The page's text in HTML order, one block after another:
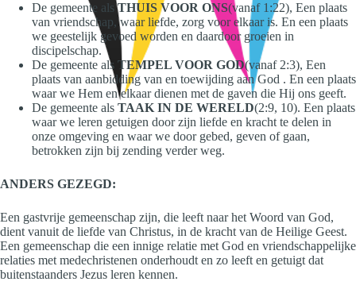
De gemeente alsTHUIS VOOR ONS(vanaf 1:22), Een plaats
van vriendschap, waar liefde, zorg voor elkaar is. En een plaats
we geestelijk gevoed worden en daardoor groeien in
discipelschap.
De gemeente als TEMPEL VOOR GOD(vanaf 2:3), Een
plaats van aanbidding van en toewijding aan God . En een plaats
waar we Hem en elkaar dienen met de gaven die Hij ons geeft.
De gemeente als TAAK IN DE WERELD(2:9, 10). Een plaats
waar we leren getuigen door zijn liefde en kracht te delen in
onze omgeving en waar we door gebed, geven of gaan,
betrokken zijn bij zending verder weg.
ANDERS GEZEGD:
Een gastvrije gemeenschap zijn, die leeft naar het Woord van God,
dient vanuit de liefde van Christus, in de kracht van de Heilige Geest.
Een gemeenschap die een innige relatie met God en vriendschappelijke
relaties met medechristenen onderhoudt en zo leeft en getuigt dat
buitenstaanders Jezus leren kennen.